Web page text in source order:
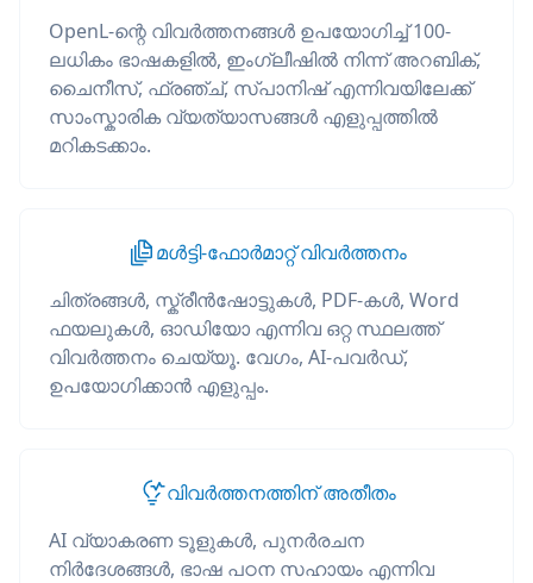
OpenL-ന്റെ വിവർത്തനങ്ങൾ ഉപയോഗിച്ച് 100-
ലധികം ഭാഷകളിൽ, ഇംഗ്ലീഷിൽ നിന്ന് അറബിക്,
ചൈനീസ്, ഫ്രഞ്ച്, സ്പാനിഷ് എന്നിവയിലേക്ക്
സാംസ്കാരിക വ്യത്യാസങ്ങൾ എളുപ്പത്തിൽ
മറികടക്കാം.
മൾട്ടി-ഫോർമാറ്റ് വിവർത്തനം
ചിത്രങ്ങൾ, സ്ക്രീൻഷോട്ടുകൾ, PDF-കൾ, Word
ഫയലുകൾ, ഓഡിയോ എന്നിവ ഒറ്റ സ്ഥലത്ത്
വിവർത്തനം ചെയ്യൂ. വേഗം, AI-പവർഡ്,
ഉപയോഗിക്കാൻ എളുപ്പം.
വിവർത്തനത്തിന് അതീതം
AI വ്യാകരണ ടൂളുകൾ, പുനർരചന
നിർദേശങ്ങൾ, ഭാഷ പഠന സഹായം എന്നിവ